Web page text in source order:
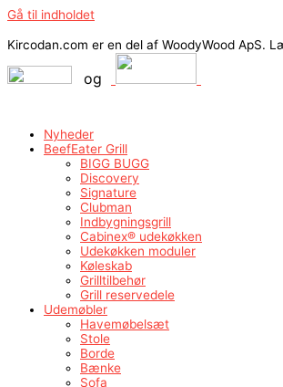
Gå til indholdet
Kircodan.com er en del af WoodyWood ApS.
og
Nyheder
BeefEater Grill
BIGG BUGG
Discovery
Signature
Clubman
Indbygningsgrill
Cabinex® udekøkken
Udekøkken moduler
Køleskab
Grilltilbehør
Grill reservedele
Udemøbler
Havemøbelsæt
Stole
Borde
Bænke
Sofa